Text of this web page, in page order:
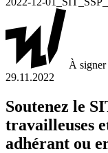
À signer
29.11.2022
Soutenez le
travailleuses
adhérant ou